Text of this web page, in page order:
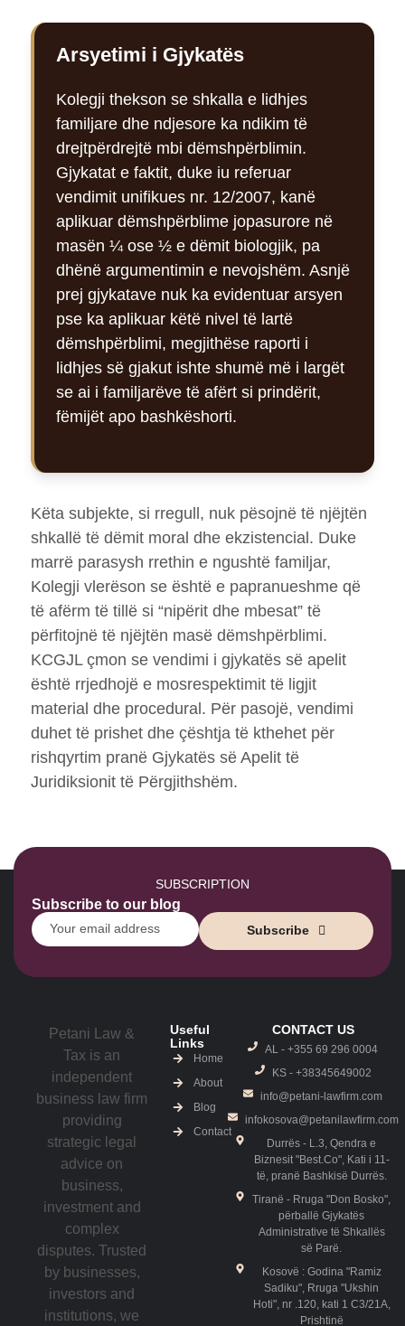
Arsyetimi i Gjykatës
Kolegji thekson se shkalla e lidhjes
familjare dhe ndjesore ka ndikim të
drejtpërdrejtë mbi dëmshpërblimin.
Gjykatat e faktit, duke iu referuar
vendimit unifikues nr. 12/2007, kanë
aplikuar dëmshpërblime jopasurore në
masën ¼ ose ½ e dëmit biologjik, pa
dhënë argumentimin e nevojshëm. Asnjë
prej gjykatave nuk ka evidentuar arsyen
pse ka aplikuar këtë nivel të lartë
dëmshpërblimi, megjithëse raporti i
lidhjes së gjakut ishte shumë më i largët
se ai i familjarëve të afërt si prindërit,
fëmijët apo bashkëshorti.
Këta subjekte, si rregull, nuk pësojnë të njëjtën
shkallë të dëmit moral dhe ekzistencial. Duke
marrë parasysh rrethin e ngushtë familjar,
Kolegji vlerëson se është e papranueshme që
të afërm të tillë si “nipërit dhe mbesat” të
përfitojnë të njëjtën masë dëmshpërblimi.
KCGJL çmon se vendimi i gjykatës së apelit
është rrjedhojë e mosrespektimit të ligjit
material dhe procedural. Për pasojë, vendimi
duhet të prishet dhe çështja të kthehet për
rishqyrtim pranë Gjykatës së Apelit të
Juridiksionit të Përgjithshëm.
SUBSCRIPTION
Subscribe to our blog
Subscribe
Petani Law &
Tax is an
independent
business law firm
providing
strategic legal
advice on
business,
investment and
complex
disputes. Trusted
by businesses,
investors and
institutions, we
Useful
Links
Home
About
Blog
Contact
CONTACT US
AL - +355 69 296 0004
KS - ‎+38345649002
info@petani-lawfirm.com
infokosova@petanilawfirm.com
Durrës - L.3, Qendra e
Biznesit "Best.Co", Kati i 11-
të, pranë Bashkisë Durrës.
Tiranë - Rruga "Don Bosko",
përballë Gjykatës
Administrative të Shkallës
së Parë.
Kosovë : Godina "Ramiz
Sadiku", Rruga "Ukshin
Hoti", nr .120, kati 1 C3/21A,
Prishtinë